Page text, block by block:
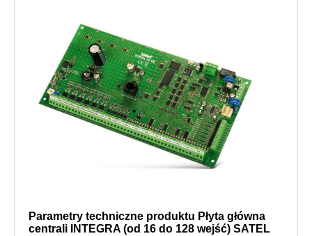
Parametry techniczne produktu Płyta główna
centrali INTEGRA (od 16 do 128 wejść) SATEL